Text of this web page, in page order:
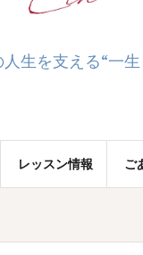
生を支える“一生
レッスン情報 ご